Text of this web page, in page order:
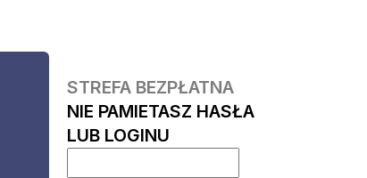
STREFA BEZPŁATNA
NIE PAMIETASZ HASŁA
LUB LOGINU